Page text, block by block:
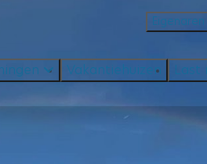
Vakantiehuizen Last